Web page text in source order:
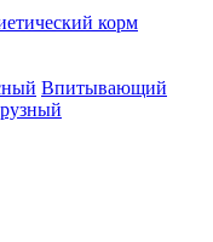
корм
Впитывающий